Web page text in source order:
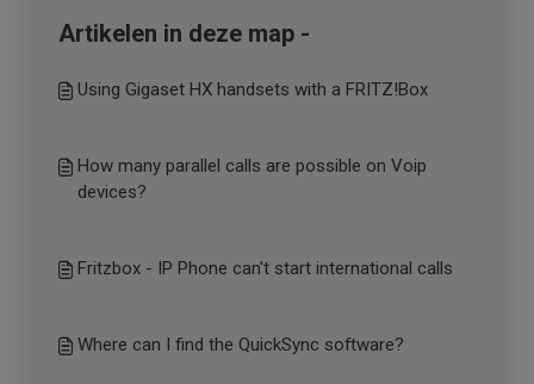
Artikelen in deze map -
Using Gigaset HX handsets with a FRITZ!Box
How many parallel calls are possible on Voip
devices?
Fritzbox - IP Phone can't start international calls
Where can I find the QuickSync software?